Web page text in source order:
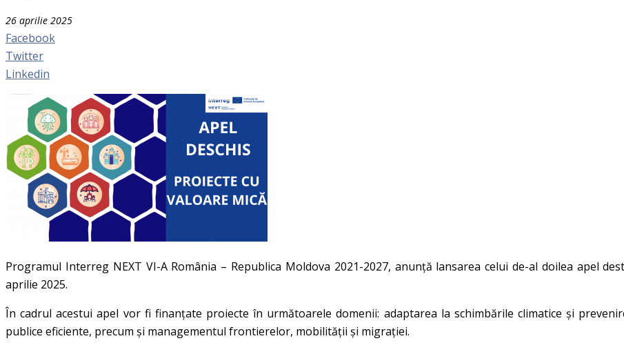
26 aprilie 2025
Facebook
Twitter
Linkedin
Programul Interreg NEXT VI-A România – Republica Moldova 2021-2027, anunță lansarea celui de-al doilea apel
aprilie 2025.
În cadrul acestui apel vor fi finanțate proiecte în următoarele domenii: adaptarea la schimbările climatice și
publice eficiente, precum și managementul frontierelor, mobilității și migrației.